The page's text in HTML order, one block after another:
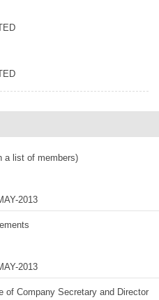
a list of members)
2013
2013
of Company Secretary and Director